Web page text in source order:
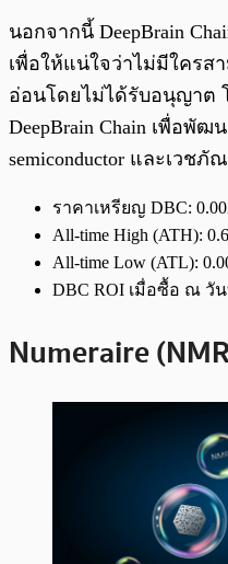
นอกจากนี้ DeepBrain
เพื่อให้แน่ใจว่าไม่มีใครส
อ่อนโดยไม่ได้รับอนุญาต
DeepBrain Chain เพื่อพั
semiconductor และเวชภั
ราคาเหรียญ DBC:
All-time High (ATH):
All-time Low (ATL):
DBC ROI เมื่อซื้อ ณ วัน
Numeraire